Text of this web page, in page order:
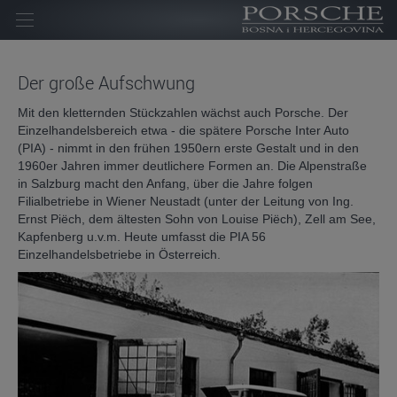
Kompanija
Homologacija
Novosti
Kontakt
Karijera
Der große Aufschwung
Mit den kletternden Stückzahlen wächst auch Porsche. Der
Einzelhandelsbereich etwa - die spätere Porsche Inter Auto
(PIA) - nimmt in den frühen 1950ern erste Gestalt und in den
1960er Jahren immer deutlichere Formen an. Die Alpenstraße
in Salzburg macht den Anfang, über die Jahre folgen
Filialbetriebe in Wiener Neustadt (unter der Leitung von Ing.
Ernst Piëch, dem ältesten Sohn von Louise Piëch), Zell am See,
Kapfenberg u.v.m. Heute umfasst die PIA 56
Einzelhandelsbetriebe in Österreich.